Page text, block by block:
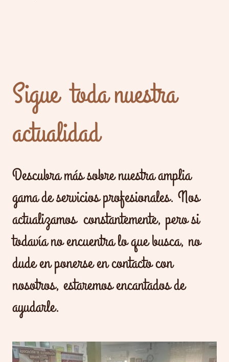
Sigue toda nuestra
actualidad
Descubra más sobre nuestra amplia
gama de servicios profesionales. Nos
actualizamos constantemente, pero si
todavía no encuentra lo que busca, no
dude en ponerse en contacto con
nosotros, estaremos encantados de
ayudarle.